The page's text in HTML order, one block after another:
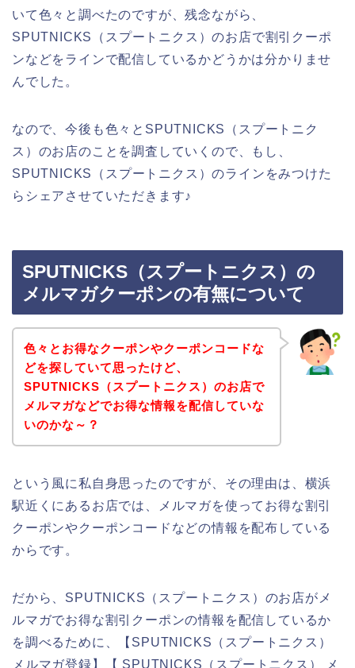
いて色々と調べたのですが、残念ながら、
SPUTNICKS（スプートニクス）のお店で割引クーポ
ンなどをラインで配信しているかどうかは分かりませ
んでした。
なので、今後も色々とSPUTNICKS（スプートニク
ス）のお店のことを調査していくので、もし、
SPUTNICKS（スプートニクス）のラインをみつけた
らシェアさせていただきます♪
SPUTNICKS（スプートニクス）の
メルマガクーポンの有無について
色々とお得なクーポンやクーポンコードな
どを探していて思ったけど、
SPUTNICKS（スプートニクス）のお店で
メルマガなどでお得な情報を配信していな
いのかな～？
という風に私自身思ったのですが、その理由は、横浜
駅近くにあるお店では、メルマガを使ってお得な割引
クーポンやクーポンコードなどの情報を配布している
からです。
だから、SPUTNICKS（スプートニクス）のお店がメ
ルマガでお得な割引クーポンの情報を配信しているか
を調べるために、【SPUTNICKS（スプートニクス）
メルマガ登録】【 SPUTNICKS（スプートニクス） メ